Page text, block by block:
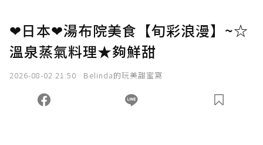
❤日本❤湯布院美食【旬彩浪漫】~☆
溫泉蒸氣料理★夠鮮甜
2026-08-02 21:50 Belinda的玩美甜蜜窩